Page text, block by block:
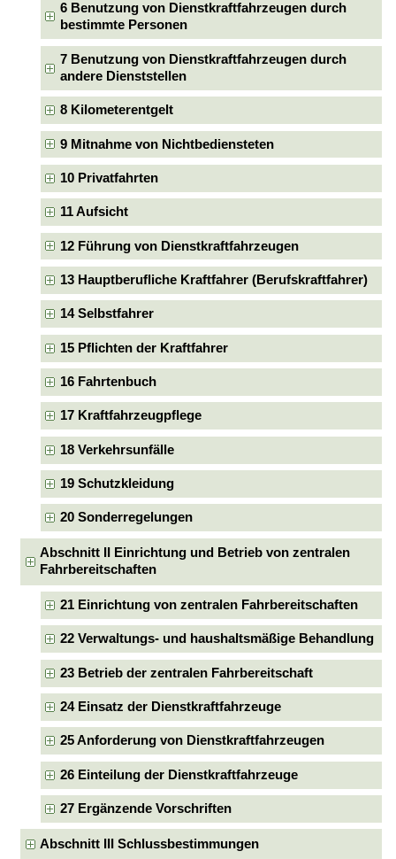
6 Benutzung von Dienstkraftfahrzeugen durch
bestimmte Personen
7 Benutzung von Dienstkraftfahrzeugen durch
andere Dienststellen
8 Kilometerentgelt
9 Mitnahme von Nichtbediensteten
10 Privatfahrten
11 Aufsicht
12 Führung von Dienstkraftfahrzeugen
13 Hauptberufliche Kraftfahrer (Berufskraftfahrer)
14 Selbstfahrer
15 Pflichten der Kraftfahrer
16 Fahrtenbuch
17 Kraftfahrzeugpflege
18 Verkehrsunfälle
19 Schutzkleidung
20 Sonderregelungen
Abschnitt II Einrichtung und Betrieb von zentralen
Fahrbereitschaften
21 Einrichtung von zentralen Fahrbereitschaften
22 Verwaltungs- und haushaltsmäßige Behandlung
23 Betrieb der zentralen Fahrbereitschaft
24 Einsatz der Dienstkraftfahrzeuge
25 Anforderung von Dienstkraftfahrzeugen
26 Einteilung der Dienstkraftfahrzeuge
27 Ergänzende Vorschriften
Abschnitt III Schlussbestimmungen